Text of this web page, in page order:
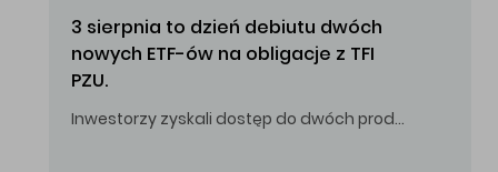
3 sierpnia to dzień debiutu dwóch
nowych ETF-ów na obligacje z TFI
PZU.
Inwestorzy zyskali dostęp do dwóch produktów umożliwiających inwestowanie w obligacje skarbowe.